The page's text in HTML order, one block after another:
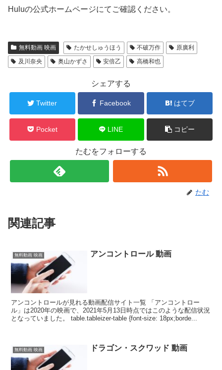
Huluの公式ホームページにてご確認ください。
無料動画 映画 たかせしゅうほう 不破万作
原廣利
及川奈央
奥山かずさ 安倍乙 高橋和也
シェアする
Twitter Facebook はてブ
Pocket LINE コピー
たむをフォローする
たむ
関連記事
無料動画 映画 アンコントロール 動画
アンコントロールが見れる動画配信サイト一覧 「アンコントロー
ル」は2020年の映画で、2021年5月13日時点ではこのような配信状況
となっていました。 table.tableizer-table {font-size: 18px;borde...
無料動画 映画 ドラゴン・スクワッド 動画